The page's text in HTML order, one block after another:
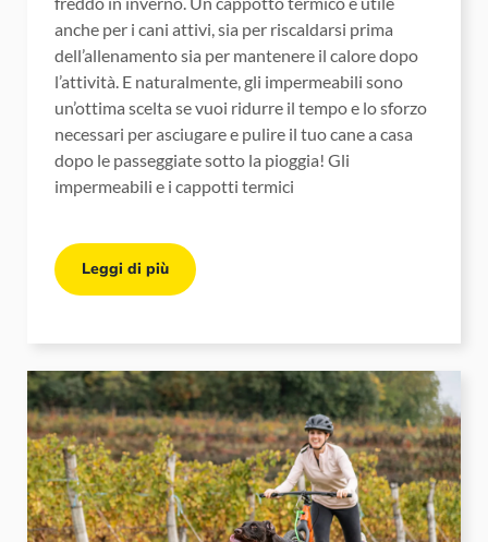
anche per i cani attivi, sia per riscaldarsi prima
dell’allenamento sia per mantenere il calore dopo
l’attività. E naturalmente, gli impermeabili sono
un’ottima scelta se vuoi ridurre il tempo e lo sforzo
necessari per asciugare e pulire il tuo cane a casa
dopo le passeggiate sotto la pioggia! Gli
impermeabili e i cappotti termici
Leggi di più